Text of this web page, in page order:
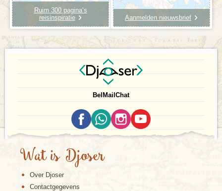
Ruim 300 pagina’s
reisinspiratie
Aanmelden nieuwsbrief
Bel Mail Chat
Wat is Djoser
Over Djoser
Contactgegevens